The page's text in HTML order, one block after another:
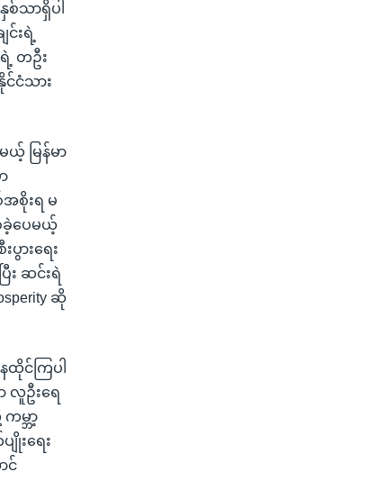
သာရှိပါ
င်းရဲ့
ရဲ့ တဦး
ငံသား
မြန်မာ
စိုးရ မ
ခဲ့ပေမယ့်
ပွားရေး
း ဆင်းရဲ
ဆို
ထိုင်ကြပါ
လူဦးရေ
မ္ဘာ့
းရေး
င်